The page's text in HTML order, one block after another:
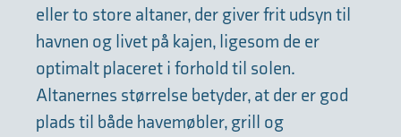
eller to store altaner, der giver frit udsyn til
havnen og livet på kajen, ligesom de er
optimalt placeret i forhold til solen.
Altanernes størrelse betyder, at der er god
plads til både havemøbler, grill og